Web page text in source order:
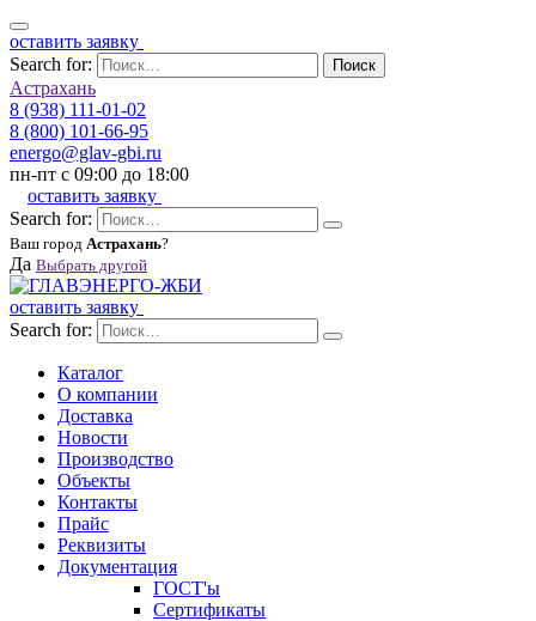
оставить заявку
Search for:
Поиск
Астрахань
8 (938) 111-01-02
8 (800) 101-66-95
energo@glav-gbi.ru
пн-пт с 09:00 до 18:00
оставить заявку
Search for:
Ваш город Астрахань?
Да Выбрать другой
оставить заявку
Search for:
Каталог
О компании
Доставка
Новости
Производство
Объекты
Контакты
Прайс
Реквизиты
Документация
ГОСТ'ы
Сертификаты